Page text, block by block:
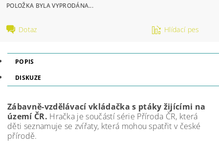
POLOŽKA BYLA VYPRODÁNA...
Dotaz Hlídací pes
POPIS
DISKUZE
Zábavně-vzdělávací vkládačka s ptáky žijícími na
území ČR. Hračka je součástí série Příroda ČR, která
děti seznamuje se zvířaty, která mohou spatřit v české
přírodě.